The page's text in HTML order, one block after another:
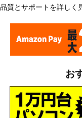
品質とサポートを詳しく
お